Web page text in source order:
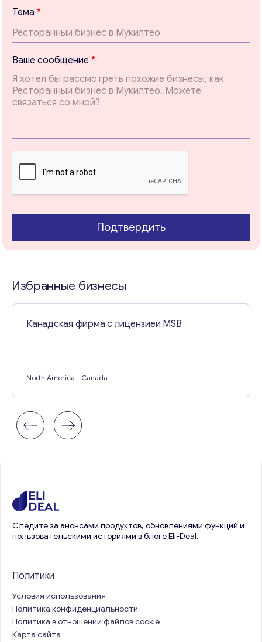
Ваши комментарии *
В
а
ш
е
с
о
о
б
щ
и
Тема *
Ваше сообщение *
Подтвердить
Избранные бизнесы
Канадская фирма с лицензией MSB
North America - Canada
Следите за анонсами продуктов, обновлениями функций и
пользовательскими историями в блоге Eli-Deal.
Политики
Условия использования
Политика конфиденциальности
Политика в отношении файлов cookie
Карта сайта